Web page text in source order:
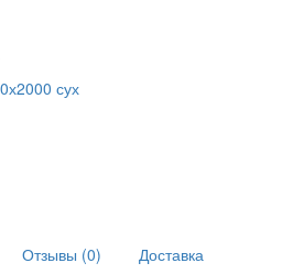
Отзывы (0)
Доставка